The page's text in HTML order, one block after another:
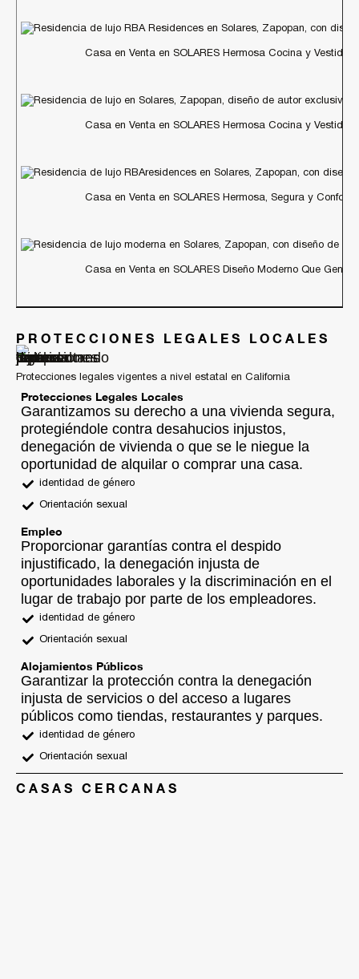
Casa en Venta en SOLARES Hermosa Cocina y
Casa en Venta en SOLARES Hermosa Cocina y
Casa en Venta en SOLARES Hermosa, Segura y
Casa en Venta en SOLARES Diseño Moderno Que
PROTECCIONES LEGALES LOCALES
Protecciones legales vigentes a nivel estatal en California
Protecciones Legales Locales
Garantizamos su derecho a una vivienda segura,
protegiéndole contra desahucios injustos,
denegación de vivienda o que se le niegue la
oportunidad de alquilar o comprar una casa.
identidad de género
Orientación sexual
Empleo
Proporcionar garantías contra el despido
injustificado, la denegación injusta de
oportunidades laborales y la discriminación en el
lugar de trabajo por parte de los empleadores.
identidad de género
Orientación sexual
Alojamientos Públicos
Garantizar la protección contra la denegación
injusta de servicios o del acceso a lugares
públicos como tiendas, restaurantes y parques.
identidad de género
Orientación sexual
CASAS CERCANAS